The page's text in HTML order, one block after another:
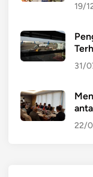
19/
31/
22/